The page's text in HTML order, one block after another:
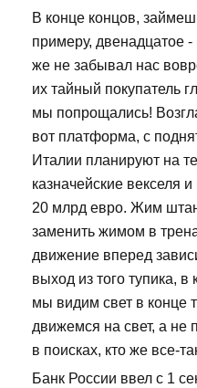
В конце концов,
примеру, двенадцатое
же не забывал нас
их тайный покупатель
мы попрощались!
вот платформа, с
Италии планируют на
казначейские векселя
20 млрд евро. Жим
заменить жимом в
движение вперед
выход из того тупика, в
мы видим свет в конце
движемся на свет, а не
в поисках, кто же все-
Банк России ввел с 1